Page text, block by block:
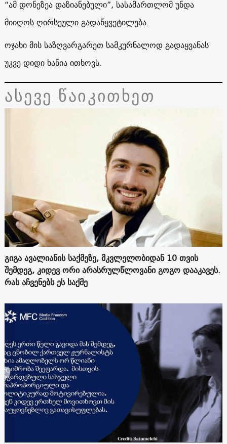
“ამ დონეზეა დაზიანებული”, სასამართლომ უნდა
მიიღოს ღირსეული გადაწყვეტილება.
ოჯახი მის საზღვარგარეთ სამკურნალოდ გადაყვანას
უკვე დიდი ხანია ითხოვს.
ასევე წაიკითხეთ
გიგა ავალიანის საქმეზე, მკვლელობიდან 10 თვის
შემდეგ, კიდევ ორი არასრულწლოვანი გოგო დააკავეს.
რას აჩვენებს ეს საქმე